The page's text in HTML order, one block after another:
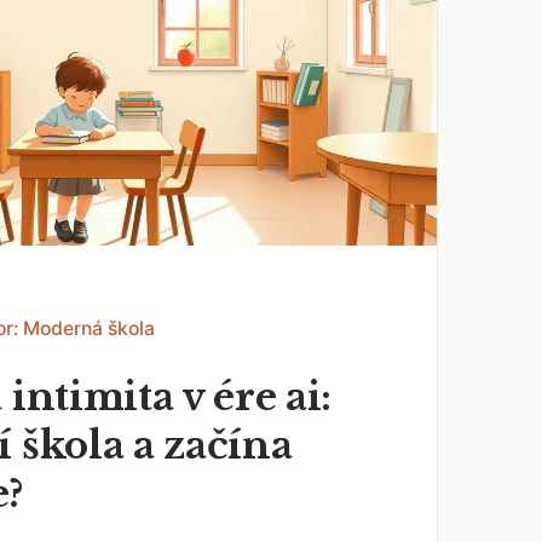
Moderná škola
v ére ai:
škola a začína